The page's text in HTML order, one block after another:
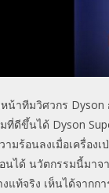
น้าทีมวิศวกร Dyson
ที่ดีขึ้นได้ Dyson
มร้อนลงเมื่อเครื่อ
นได้ นวัตกรรมนี้มา
แท้จริง เห็นได้จาก